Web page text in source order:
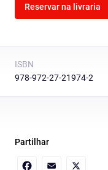
Reservar na livraria
ISBN
978-972-27-21974-2
Partilhar